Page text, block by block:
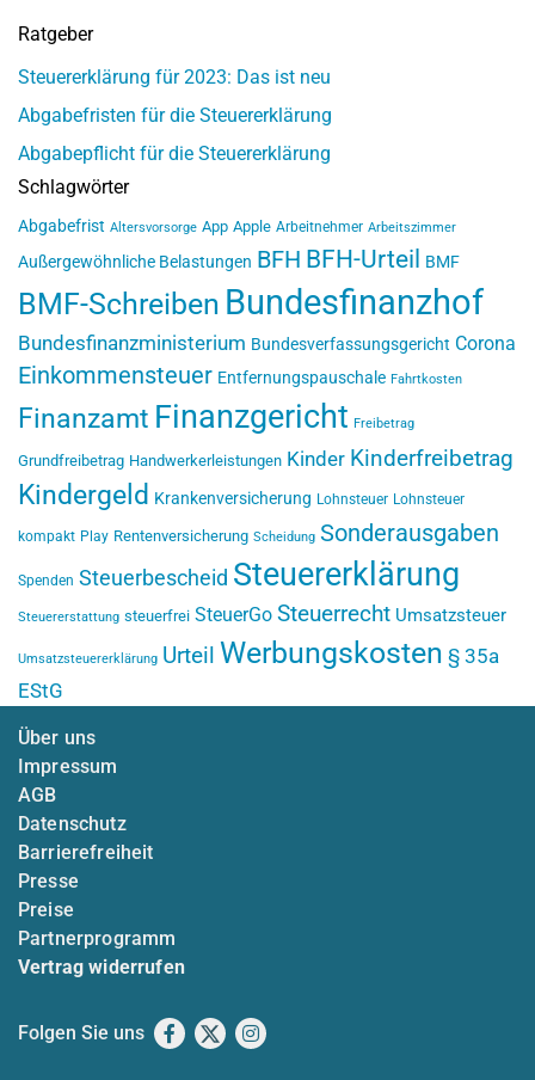
Ratgeber
Steuererklärung für 2023: Das ist neu
Abgabefristen für die Steuererklärung
Abgabepflicht für die Steuererklärung
Schlagwörter
Abgabefrist Altersvorsorge App Apple Arbeitnehmer Arbeitszimmer
Außergewöhnliche Belastungen BFH BFH-Urteil BMF
BMF-Schreiben Bundesfinanzhof
Bundesfinanzministerium Bundesverfassungsgericht Corona
Einkommensteuer Entfernungspauschale Fahrtkosten
Finanzamt Finanzgericht Freibetrag
Grundfreibetrag Handwerkerleistungen Kinder Kinderfreibetrag
Kindergeld Krankenversicherung Lohnsteuer Lohnsteuer
kompakt Play Rentenversicherung Scheidung Sonderausgaben
Spenden Steuerbescheid Steuererklärung
Steuererstattung steuerfrei SteuerGo Steuerrecht Umsatzsteuer
Umsatzsteuererklärung Urteil Werbungskosten § 35a
EStG
Über uns
Impressum
AGB
Datenschutz
Barrierefreiheit
Presse
Preise
Partnerprogramm
Vertrag widerrufen
Folgen Sie uns Facebook
X Instagram